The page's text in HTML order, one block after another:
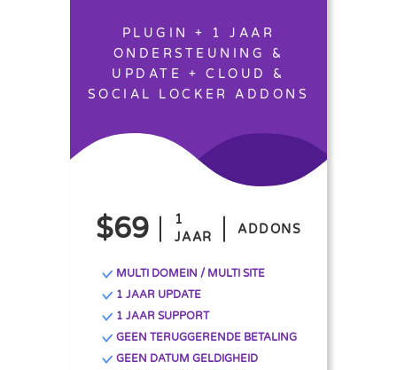
PLUGIN + 1 JAAR
ONDERSTEUNING &
UPDATE + CLOUD &
SOCIAL LOCKER ADDONS
$69
1
JAAR
ADDONS
MULTI DOMEIN / MULTI SITE
1 JAAR UPDATE
1 JAAR SUPPORT
GEEN TERUGGERENDE BETALING
GEEN DATUM GELDIGHEID